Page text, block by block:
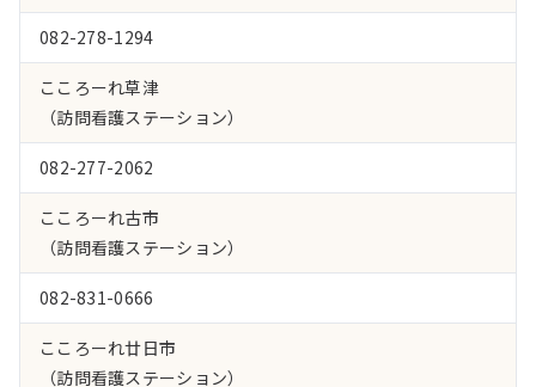
082-278-1294
こころーれ草津
（訪問看護ステーション）
082-277-2062
こころーれ古市
（訪問看護ステーション）
082-831-0666
こころーれ廿日市
（訪問看護ステーション）